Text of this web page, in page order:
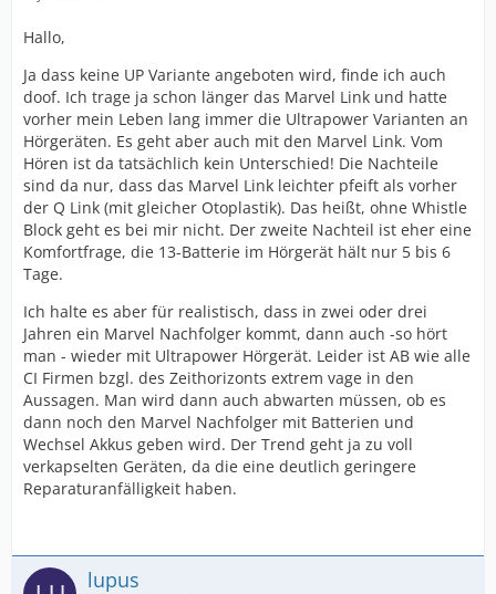
Hallo,
Ja dass keine UP Variante angeboten wird, finde ich auch
doof. Ich trage ja schon länger das Marvel Link und hatte
vorher mein Leben lang immer die Ultrapower Varianten an
Hörgeräten. Es geht aber auch mit den Marvel Link. Vom
Hören ist da tatsächlich kein Unterschied! Die Nachteile
sind da nur, dass das Marvel Link leichter pfeift als vorher
der Q Link (mit gleicher Otoplastik). Das heißt, ohne Whistle
Block geht es bei mir nicht. Der zweite Nachteil ist eher eine
Komfortfrage, die 13-Batterie im Hörgerät hält nur 5 bis 6
Tage.
Ich halte es aber für realistisch, dass in zwei oder drei
Jahren ein Marvel Nachfolger kommt, dann auch -so hört
man - wieder mit Ultrapower Hörgerät. Leider ist AB wie alle
CI Firmen bzgl. des Zeithorizonts extrem vage in den
Aussagen. Man wird dann auch abwarten müssen, ob es
dann noch den Marvel Nachfolger mit Batterien und
Wechsel Akkus geben wird. Der Trend geht ja zu voll
verkapselten Geräten, da die eine deutlich geringere
Reparaturanfälligkeit haben.
lupus